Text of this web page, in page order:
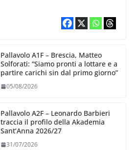
Pallavolo A1F – Brescia, Matteo
Solforati: “Siamo pronti a lottare e a
partire carichi sin dal primo giorno”
05/08/2026
Pallavolo A2F – Leonardo Barbieri
traccia il profilo della Akademia
Sant’Anna 2026/27
31/07/2026